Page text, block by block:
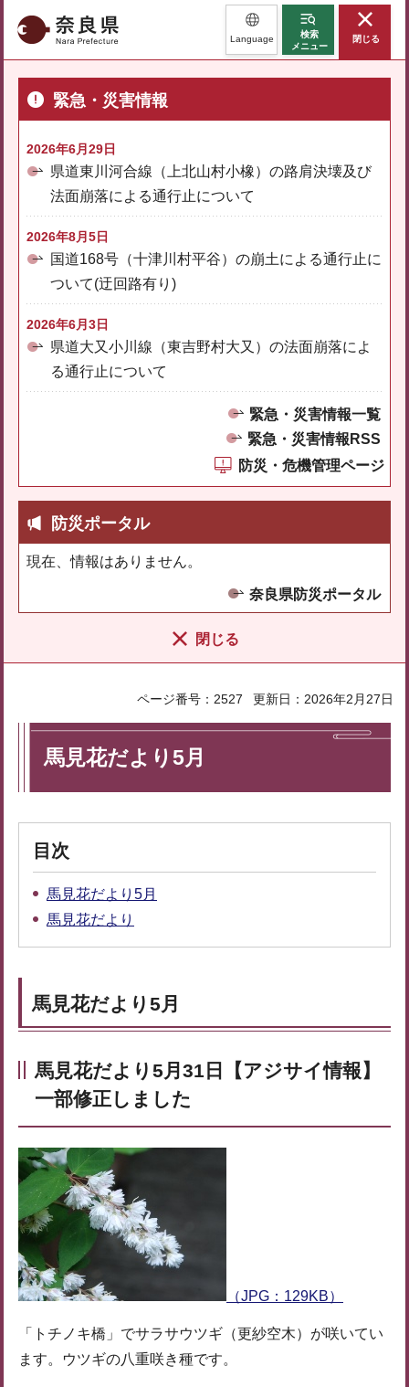
奈良県 Language
検索
メニュー
閉じる
緊急・災害情報
2026年6月29日
県道東川河合線（上北山村小橡）の路肩決壊及び
法面崩落による通行止について
2026年8月5日
国道168号（十津川村平谷）の崩土による通行止に
ついて(迂回路有り)
2026年6月3日
県道大又小川線（東吉野村大又）の法面崩落によ
る通行止について
緊急・災害情報一覧
緊急・災害情報RSS
防災・危機管理ページ
防災ポータル
現在、情報はありません。
奈良県防災ポータル
閉じる
ページ番号：2527 更新日：2026年2月27日
馬見花だより5月
目次
馬見花だより5月
馬見花だより
馬見花だより5月
馬見花だより5月31日【アジサイ情報】
一部修正しました
（JPG：129KB）
「トチノキ橋」でサラサウツギ（更紗空木）が咲いてい
ます。ウツギの八重咲き種です。